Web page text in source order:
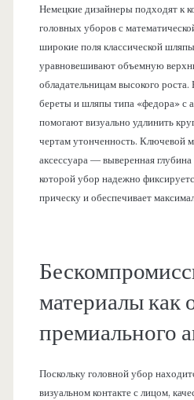
Немецкие дизайнеры подходят к
головных уборов с
широкие поля классической
уравновешивают объемную
обладательницам высокого
береты и шляпы типа «федора» с
помогают визуально удлинить
чертам утонченность. Ключевой
аксессуара — выверенная глубина
которой убор надежно
прическу и обеспечивает
материалы как
премиального
Поскольку головной убор
визуальном контакте с лицом,